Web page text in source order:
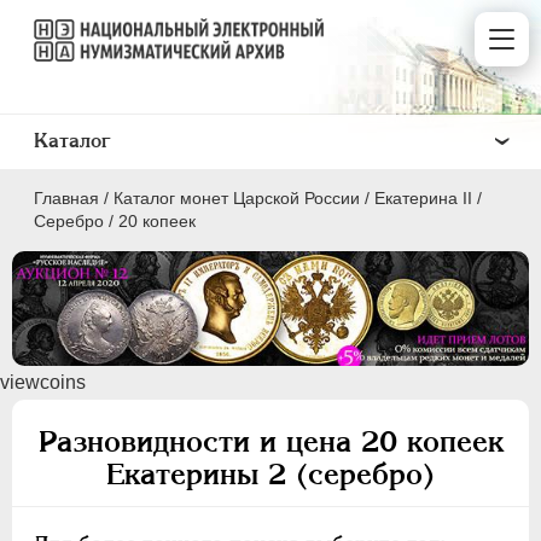
Главная / Каталог монет Царской России / Екатерина II /
Серебро / 20 копеек
viewcoins
Разновидности и цена 20 копеек
Екатерины 2 (серебро)
Каталог
ПEТР I 1699 - 1725
ЕКАТЕРИНА I
АННА ИОАННОВНА 1730-1740
ИОАНН АНТОНОВИЧ 1740-1741